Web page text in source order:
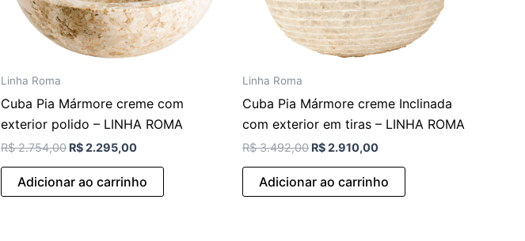
Linha Roma
Cuba Pia Mármore creme com
exterior polido – LINHA ROMA
R$2.754,00 R$2.295,00
Adicionar ao carrinho
Linha Roma
Cuba Pia Mármore creme Inclinada
com exterior em tiras – LINHA ROMA
R$3.492,00 R$2.910,00
Adicionar ao carrinho